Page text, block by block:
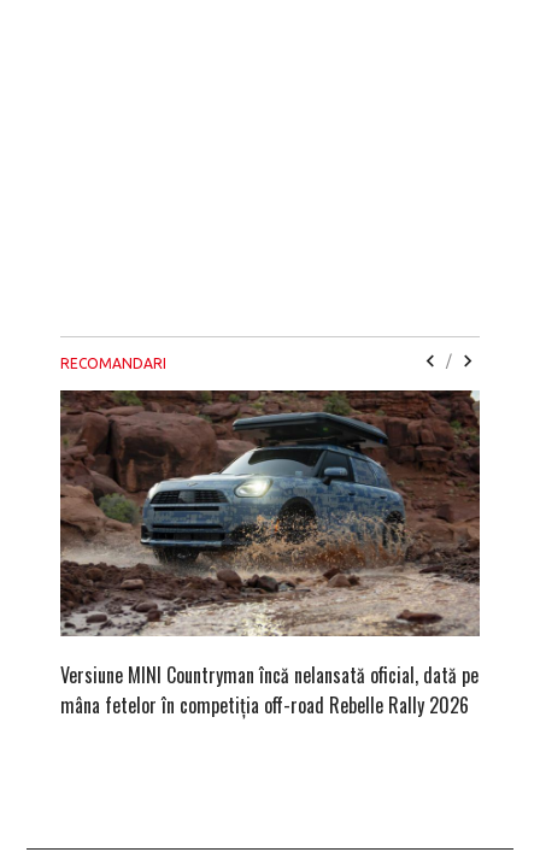
RECOMANDARI /
Versiune MINI Countryman încă nelansată oficial, dată pe
mâna fetelor în competiția off-road Rebelle Rally 2026